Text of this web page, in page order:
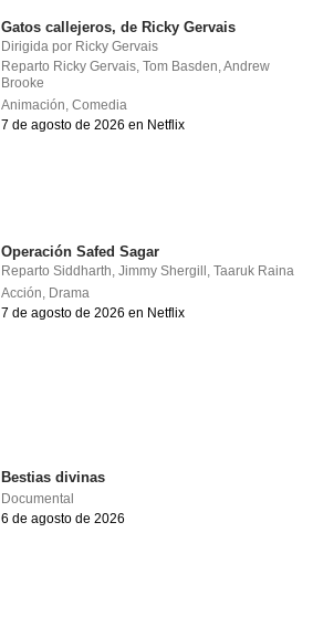
Gatos callejeros, de Ricky Gervais
Dirigida por Ricky Gervais
Reparto Ricky Gervais,Tom Basden,Andrew
Brooke
Animación,Comedia
7 de agosto de 2026 en Netflix
Operación Safed Sagar
RepartoSiddharth,Jimmy Shergill ,Taaruk Raina
Acción, Drama
7 de agosto de 2026 en Netflix
Bestias divinas
Documental
6 de agosto de 2026